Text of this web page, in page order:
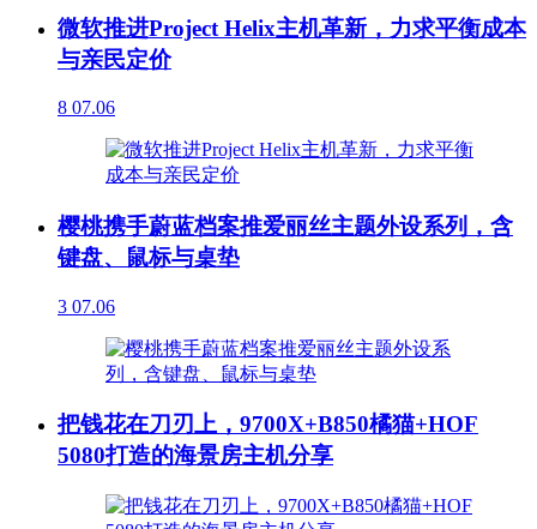
微软推进Project Helix主机革新，力求平衡成本
与亲民定价
8 07.06
樱桃携手蔚蓝档案推爱丽丝主题外设系列，含
键盘、鼠标与桌垫
3 07.06
把钱花在刀刃上，9700X+B850橘猫+HOF
5080打造的海景房主机分享